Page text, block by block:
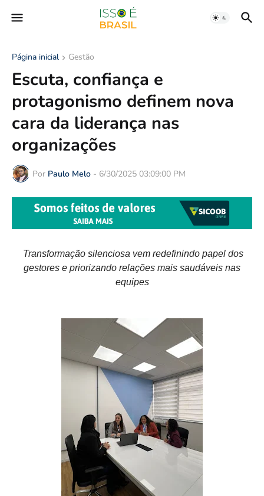
Página inicial Gestão
Escuta, confiança e
protagonismo definem nova
cara da liderança nas
organizações
Por Paulo Melo - 6/30/2025 03:09:00 PM
Transformação silenciosa vem redefinindo papel dos
gestores e priorizando relações mais saudáveis nas
equipes